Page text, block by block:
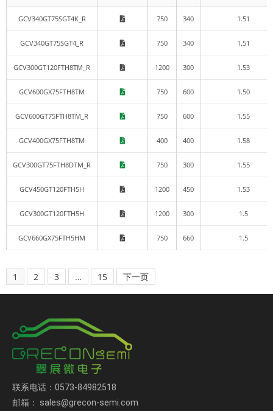
GCV340GT75SGT4K_R 750 340 1.51
GCV340GT75SGT4_R 750 340 1.51
GCV300GT120FTH8TM_R 1200 300 1.53
GCV600GX75FTH8TM 750 600 1.50
GCV600GT75FTH8TM_R 750 600 1.55
GCV400GX75FTH8TM 400 400 1.58
GCV300GT75FTH8DTM_R 750 300 1.55
GCV450GT120FTH5H 1200 450 1.53
GCV300GT120FTH5H 1200 300 1.5
GCV660GX75FTH5HM 750 660 1.5
1 2 3 … 15 下一页
联系电话：0573-84982518
邮箱： sales@grecon-semi.com